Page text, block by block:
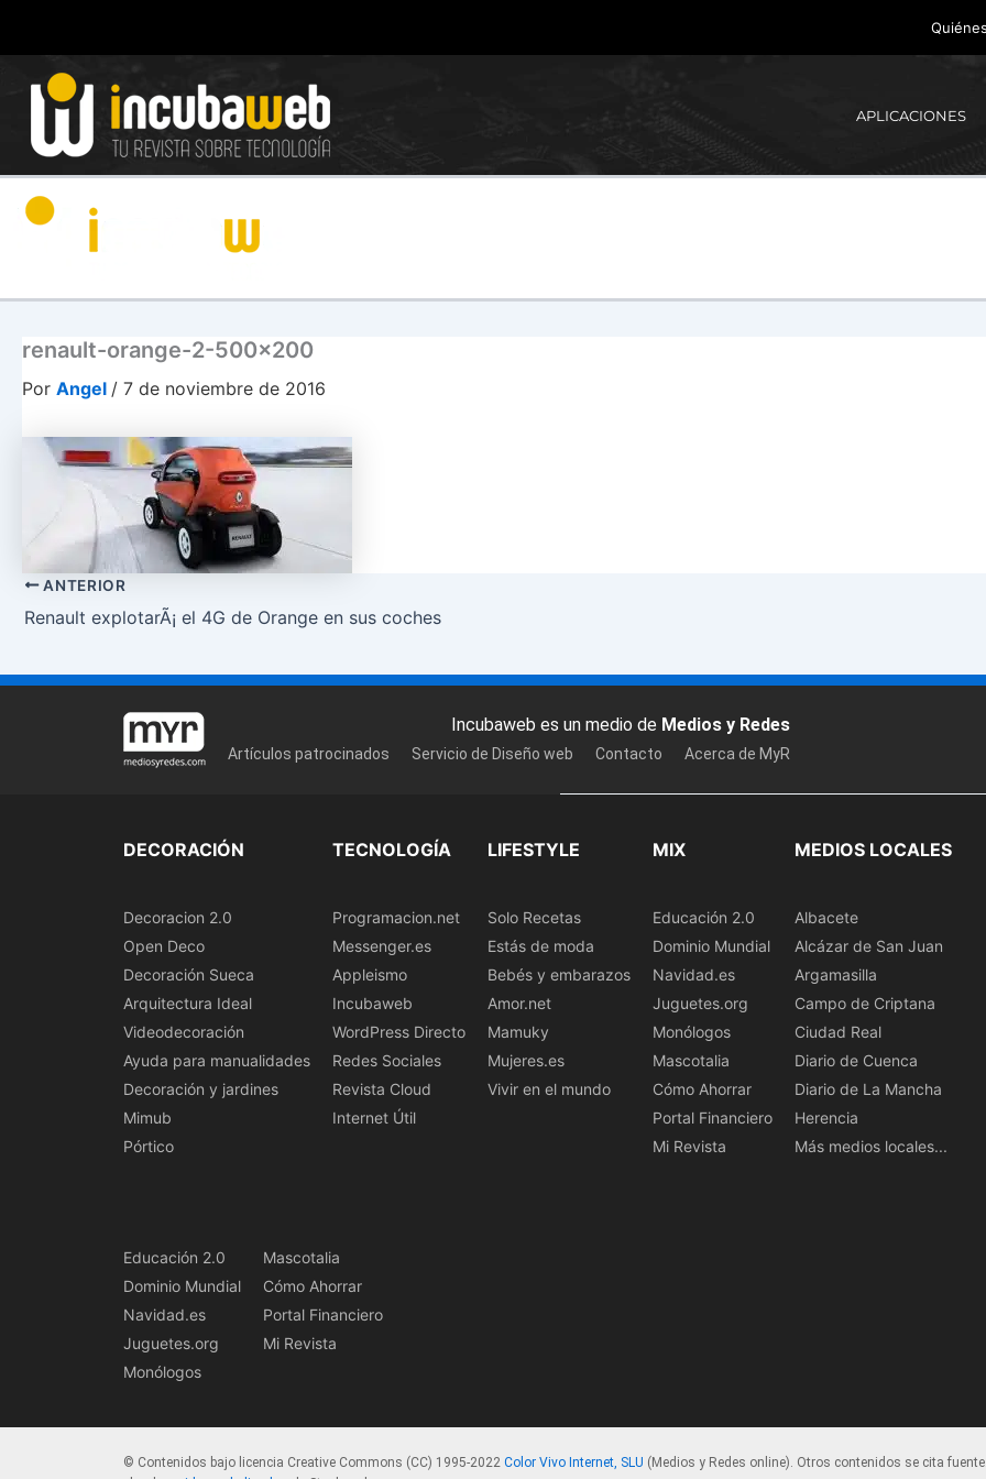
contenido
APLICACIONES
renault-orange-2-500×200
Por Angel / 7 de noviembre de 2016
ANTERIOR
Renault explotarÃ¡ el 4G de Orange en sus coches
Incubaweb es un medio de Medios y Redes
Artículos patrocinados Servicio de Diseño web Contacto Acerca de MyR
DECORACIÓN
Decoracion 2.0
Open Deco
Decoración Sueca
Arquitectura Ideal
Videodecoración
Ayuda para manualidades
Decoración y jardines
Mimub
Pórtico
TECNOLOGÍA
Programacion.net
Messenger.es
Appleismo
Incubaweb
WordPress Directo
Redes Sociales
Revista Cloud
Internet Útil
LIFESTYLE
Solo Recetas
Estás de moda
Bebés y embarazos
Amor.net
Mamuky
Mujeres.es
Vivir en el mundo
MIX
Educación 2.0
Dominio Mundial
Navidad.es
Juguetes.org
Monólogos
Mascotalia
Cómo Ahorrar
Portal Financiero
Mi Revista
MEDIOS LOCALES
Albacete
Alcázar de San Juan
Argamasilla
Campo de Criptana
Ciudad Real
Diario de Cuenca
Diario de La Mancha
Herencia
Más medios locales...
Educación 2.0
Dominio Mundial
Navidad.es
Juguetes.org
Monólogos
Mascotalia
Cómo Ahorrar
Portal Financiero
Mi Revista
© Contenidos bajo licencia Creative Commons (CC) 1995-2022 Color Vivo Internet, SLU (Medios y Redes online). Otros contenidos se cita